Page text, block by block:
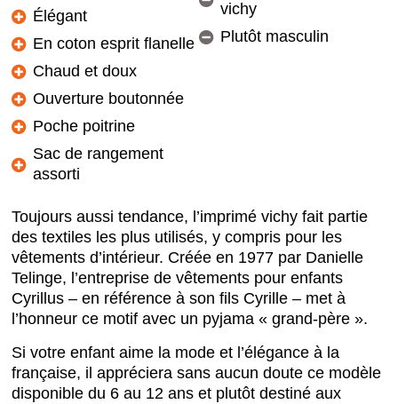
Élégant
En coton esprit flanelle
Chaud et doux
Ouverture boutonnée
Poche poitrine
Sac de rangement
assorti
vichy
Plutôt masculin
Toujours aussi tendance, l’imprimé vichy fait partie
des textiles les plus utilisés, y compris pour les
vêtements d’intérieur. Créée en 1977 par Danielle
Telinge, l’entreprise de vêtements pour enfants
Cyrillus – en référence à son fils Cyrille – met à
l’honneur ce motif avec un pyjama « grand-père ».
Si votre enfant aime la mode et l’élégance à la
française, il appréciera sans aucun doute ce modèle
disponible du 6 au 12 ans et plutôt destiné aux